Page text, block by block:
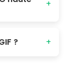
+
pas les
? +